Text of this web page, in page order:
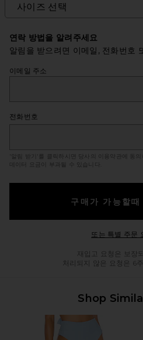
연락 방법을 알려주세요
알림을 받으려면 이메일, 전화번호
이메일 주소
전화번호
'알림 받기'를 클릭하시면 당사의 이용약관에 동의
데이터 요금이 부과될 수 있습니다.
구매가 가능할때
또는 특별 주문
재입고 요청은 보장
처리되지 않은 요청은 6
Shop